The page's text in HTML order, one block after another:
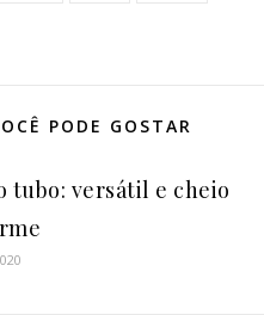
PODE GOSTAR
tubo: versátil e cheio